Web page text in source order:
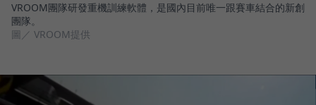
VROOM團隊研發重機訓練軟體，是國內目前唯一跟賽車結合的新創
團隊。
圖／ VROOM提供